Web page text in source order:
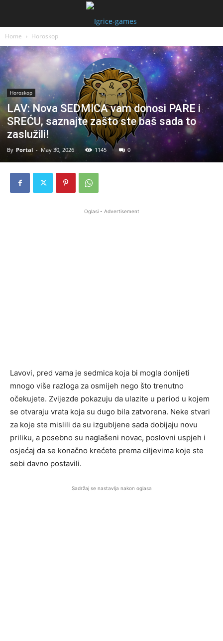
Home Horoskop
Horoskop
LAV: Nova SEDMICA vam donosi PARE i
SREĆU, saznajte zašto ste baš sada to
zaslužili!
By Portal - May 30, 2026 1145 0
Oglasi - Advertisement
Lavovi, pred vama je sedmica koja bi mogla donijeti
mnogo više razloga za osmijeh nego što trenutno
očekujete. Zvijezde pokazuju da ulazite u period u kojem
se otvaraju vrata koja su dugo bila zatvorena. Neke stvari
za koje ste mislili da su izgubljene sada dobijaju novu
priliku, a posebno su naglašeni novac, poslovni uspjeh i
osjećaj da se konačno krećete prema ciljevima koje ste
sebi davno postavili.
Sadržaj se nastavlja nakon oglasa